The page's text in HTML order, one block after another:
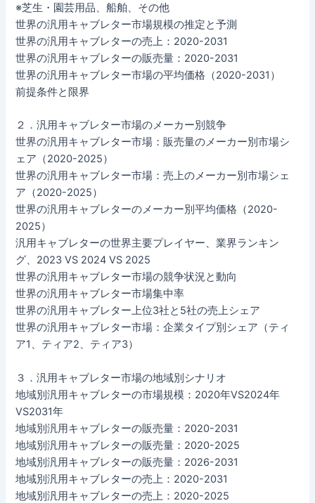
※芝生・園芸用品、船舶、その他
世界の汎用キャブレター市場規模の推定と予測
世界の汎用キャブレターの売上：2020-2031
世界の汎用キャブレターの販売量：2020-2031
世界の汎用キャブレター市場の平均価格（2020-2031）
前提条件と限界
２．汎用キャブレター市場のメーカー別競争
世界の汎用キャブレター市場：販売量のメーカー別市場シ
ェア（2020-2025）
世界の汎用キャブレター市場：売上のメーカー別市場シェ
ア（2020-2025）
世界の汎用キャブレターのメーカー別平均価格（2020-
2025）
汎用キャブレターの世界主要プレイヤー、業界ランキン
グ、2023 VS 2024 VS 2025
世界の汎用キャブレター市場の競争状況と動向
世界の汎用キャブレター市場集中率
世界の汎用キャブレター上位3社と5社の売上シェア
世界の汎用キャブレター市場：企業タイプ別シェア（ティ
ア1、ティア2、ティア3）
３．汎用キャブレター市場の地域別シナリオ
地域別汎用キャブレターの市場規模：2020年VS2024年
VS2031年
地域別汎用キャブレターの販売量：2020-2031
地域別汎用キャブレターの販売量：2020-2025
地域別汎用キャブレターの販売量：2026-2031
地域別汎用キャブレターの売上：2020-2031
地域別汎用キャブレターの売上：2020-2025